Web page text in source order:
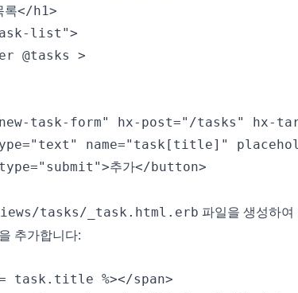
록</h1>
list">
@tasks >
task-form" hx-post="/tasks" hx-
name="task[title]"
추가</button>
tasks/_task.html.erb 파일을 생성하여
추가합니다:
task.title %></span>